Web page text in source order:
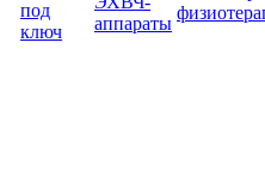
под
ключ
аппараты